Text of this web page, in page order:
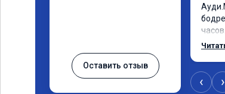
Оставить отзыв
как
‹ ›